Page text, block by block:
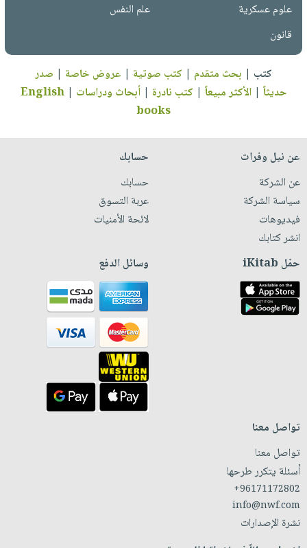
علوم عسكرية
علم النفس
قانون
كتب | بحث متقدم | كتب صوتية | عروض خاصة | صدر
حديثاً |الأكثر مبيعاً | كتب نادرة |أبحاث ودراسات |
English
books
عن نيل وفرات
عن الشركة
سياسة الشركة
فيديوهات
انشر كتابك
حسابك
حسابك
عربة التسوق
لائحة الأمنيات
حمّل iKitab وسائل الدفع
تواصل معنا
تواصل معنا
أسئلة يتكرر طرحها
+96171172802
info@nwf.com
نشرة الإصدارات